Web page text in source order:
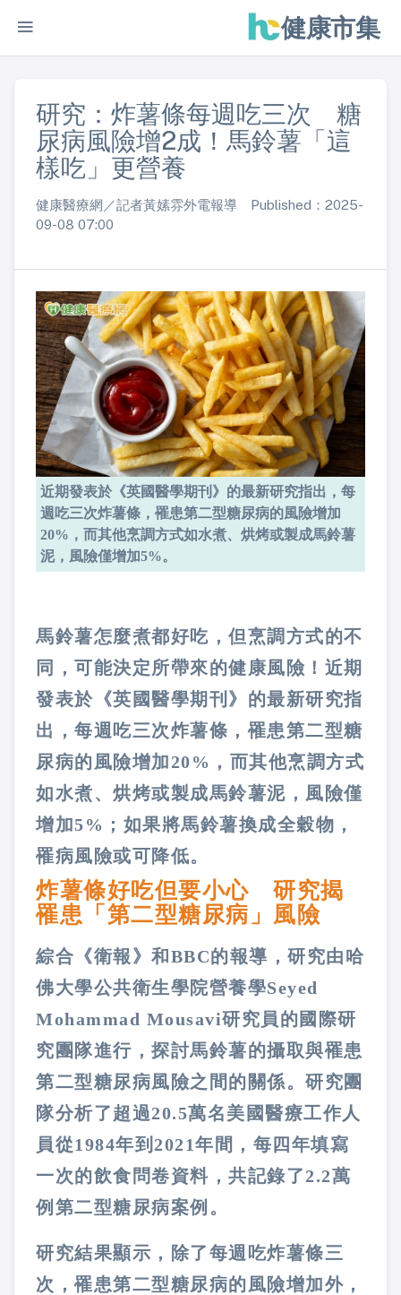
健康市集
研究：炸薯條每週吃三次 糖
尿病風險增2成！馬鈴薯「這
樣吃」更營養
健康醫療網／記者黃嫊雰外電報導 Published：2025-
09-08 07:00
近期發表於《英國醫學期刊》的最新研究指出，每
週吃三次炸薯條，罹患第二型糖尿病的風險增加
20%，而其他烹調方式如水煮、烘烤或製成馬鈴薯
泥，風險僅增加5%。
馬鈴薯怎麼煮都好吃，但烹調方式的不
同，可能決定所帶來的健康風險！近期
發表於《英國醫學期刊》的最新研究指
出，每週吃三次炸薯條，罹患第二型糖
尿病的風險增加20%，而其他烹調方式
如水煮、烘烤或製成馬鈴薯泥，風險僅
增加5%；如果將馬鈴薯換成全穀物，
罹病風險或可降低。
炸薯條好吃但要小心 研究揭
罹患「第二型糖尿病」風險
綜合《衛報》和BBC的報導，研究由哈
佛大學公共衛生學院營養學Seyed
Mohammad Mousavi研究員的國際研
究團隊進行，探討馬鈴薯的攝取與罹患
第二型糖尿病風險之間的關係。研究團
隊分析了超過20.5萬名美國醫療工作人
員從1984年到2021年間，每四年填寫
一次的飲食問卷資料，共記錄了2.2萬
例第二型糖尿病案例。
研究結果顯示，除了每週吃炸薯條三
次，罹患第二型糖尿病的風險增加外，